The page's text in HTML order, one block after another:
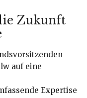
Zukunft
auf eine
Expertise